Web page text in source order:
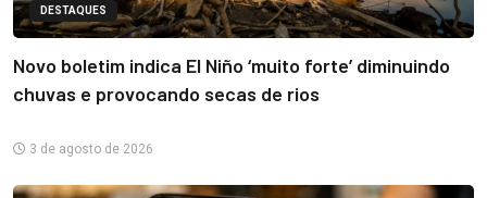
DESTAQUES
Novo boletim indica El Niño ‘muito forte’ diminuindo
chuvas e provocando secas de rios
3 de agosto de 2026